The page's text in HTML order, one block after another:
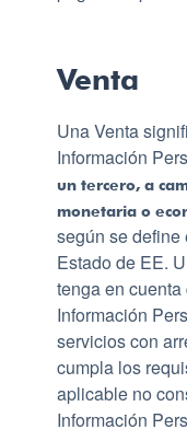
Venta
Una Venta
Información
un tercero, a
monetaria o
según se define
Estado de EE.
tenga en
Información
servicios con
cumpla los
aplicable no
Información